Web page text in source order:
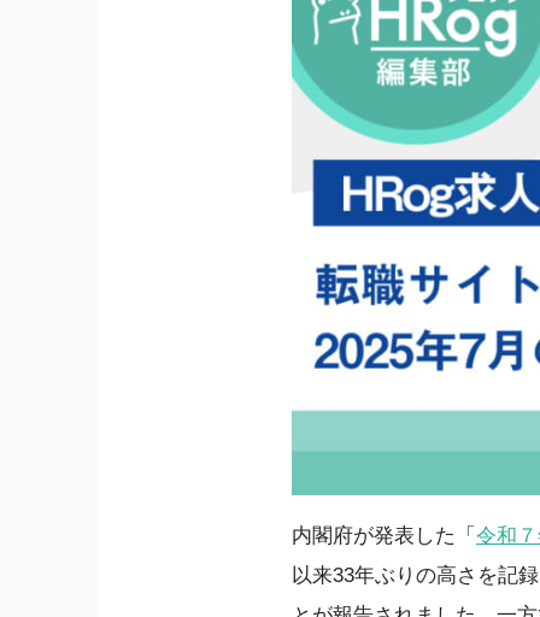
内閣府が発表した「 令和
以来33年ぶりの高さを記